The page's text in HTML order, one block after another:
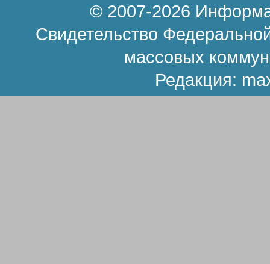
© 2007-2026
Свидетельство
массовых
Редакция: